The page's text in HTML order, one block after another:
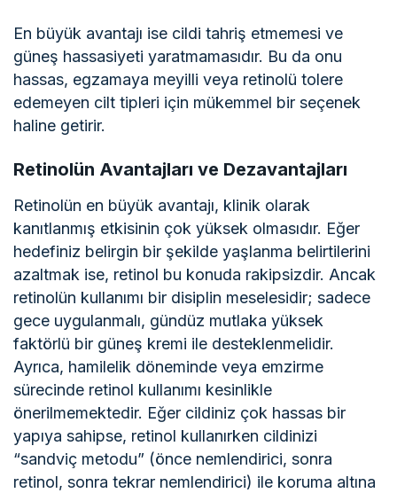
En büyük avantajı ise cildi tahriş etmemesi ve
güneş hassasiyeti yaratmamasıdır. Bu da onu
hassas, egzamaya meyilli veya retinolü tolere
edemeyen cilt tipleri için mükemmel bir seçenek
haline getirir.
Retinolün Avantajları ve Dezavantajları
Retinolün en büyük avantajı, klinik olarak
kanıtlanmış etkisinin çok yüksek olmasıdır. Eğer
hedefiniz belirgin bir şekilde yaşlanma belirtilerini
azaltmak ise, retinol bu konuda rakipsizdir. Ancak
retinolün kullanımı bir disiplin meselesidir; sadece
gece uygulanmalı, gündüz mutlaka yüksek
faktörlü bir güneş kremi ile desteklenmelidir.
Ayrıca, hamilelik döneminde veya emzirme
sürecinde retinol kullanımı kesinlikle
önerilmemektedir. Eğer cildiniz çok hassas bir
yapıya sahipse, retinol kullanırken cildinizi
“sandviç metodu” (önce nemlendirici, sonra
retinol, sonra tekrar nemlendirici) ile koruma altına